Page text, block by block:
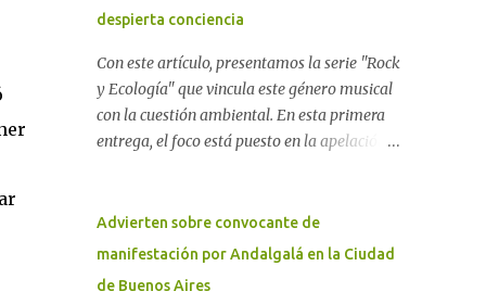
nucleares en Gastre (centro-norte de
avanzó un proyecto legislativo nacional al
respecto. En este artículo, la investigadora
Ayelen Dichdji reconstruye la historia del
Movimiento Antinuclear de Chubut (MACH)
territorial frente a las imposiciones de la
tecnocracia nuclear globalizada. Dossier N°
Fukushima" CRÓNICA Por Ayelen Dichdji*
despierta conciencia
Con este artículo, presentamos la serie "Rock
y Ecología" que vincula este género musical
con la cuestión ambiental. En esta primera
entrega, el foco está puesto en la apelación
Desde el legendario El Oso hasta las
recientes apariciones de la Pachama Mama
Carolina Aponte La Madre Tierra se escucha
Advierten sobre convocante de
manifestación por Andalgalá en la Ciudad
de Buenos Aires